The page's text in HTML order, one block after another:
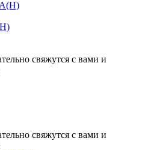
свяжутся с вами и
свяжутся с вами и